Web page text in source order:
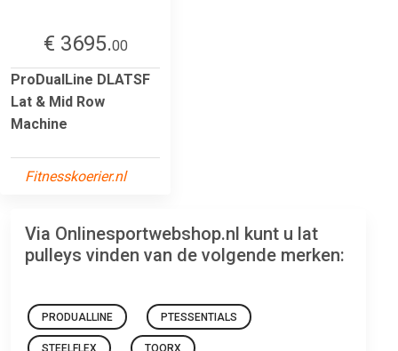
€ 3695.00
ProDualLine DLATSF
Lat & Mid Row
Machine
Fitnesskoerier.nl
Via Onlinesportwebshop.nl kunt u lat
pulleys vinden van de volgende merken:
PRODUALLINE PTESSENTIALS
STEELFLEX TOORX